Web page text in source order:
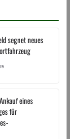
segnet neues
eines
für